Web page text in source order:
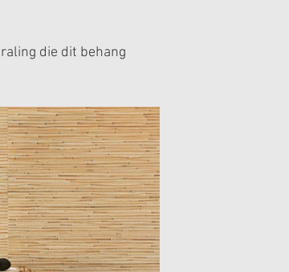
die dit behang